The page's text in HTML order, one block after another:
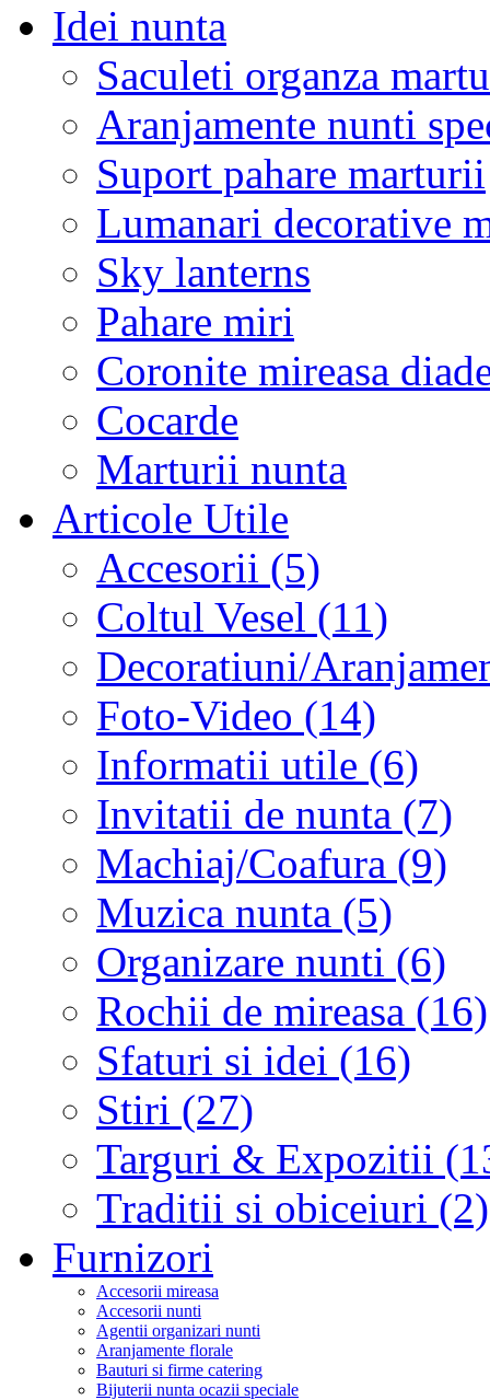
Idei nunta
Saculeti organza
Aranjamente nunti
Suport pahare marturii
Lumanari decorative
Sky lanterns
Pahare miri
Coronite mireasa
Cocarde
Marturii nunta
Articole Utile
Accesorii (5)
Coltul Vesel (11)
Decoratiuni/
Foto-Video (14)
Informatii utile (6)
Invitatii de nunta (7)
Machiaj/Coafura (9)
Muzica nunta (5)
Organizare nunti (6)
Rochii de mireasa (16)
Sfaturi si idei (16)
Stiri (27)
Targuri & Expozitii
Traditii si obiceiuri (2)
Furnizori
Accesorii mireasa
Accesorii nunti
Agentii organizari nunti
Aranjamente florale
Bauturi si firme catering
Bijuterii nunta ocazii speciale